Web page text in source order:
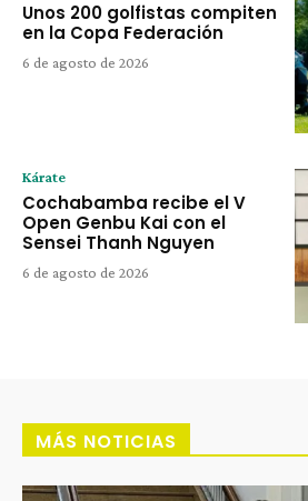
Unos 200 golfistas compiten
en la Copa Federación
6 de agosto de 2026
Kárate
Cochabamba recibe el V
Open Genbu Kai con el
Sensei Thanh Nguyen
6 de agosto de 2026
MÁS NOTICIAS